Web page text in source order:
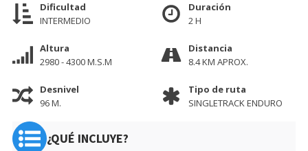
Dificultad
INTERMEDIO
Duración
2 H
Altura
2980 - 4300 M.S.M
Distancia
8.4 KM APROX.
Desnivel
96 M.
Tipo de ruta
SINGLETRACK ENDURO
¿QUÉ INCLUYE?